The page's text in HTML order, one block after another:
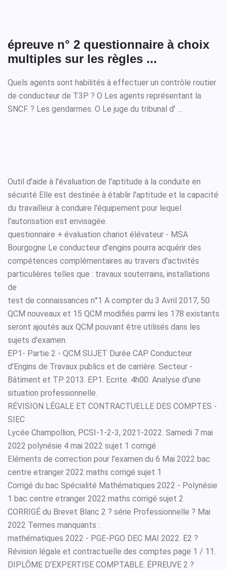
épreuve n° 2 questionnaire à choix
multiples sur les règles ...
Quels agents sont habilités à effectuer un contrôle routier
de conducteur de T3P ? O Les agents représentant la
SNCF. ? Les gendarmes. O Le juge du tribunal d' ...
Outil d'aide à l'évaluation de l'aptitude à la conduite en
sécurité Elle est destinée à établir l'aptitude et la capacité
du travailleur à conduire l'équipement pour lequel
l'autorisation est envisagée.
questionnaire + évaluation chariot élévateur - MSA
Bourgogne Le conducteur d'engins pourra acquérir des
compétences complémentaires au travers d'activités
particulières telles que : travaux souterrains, installations
de
test de connaissances n°1 A compter du 3 Avril 2017, 50
QCM nouveaux et 15 QCM modifiés parmi les 178 existants
seront ajoutés aux QCM pouvant être utilisés dans les
sujets d'examen.
EP1- Partie 2 - QCM SUJET Durée CAP Conducteur
d'Engins de Travaux publics et de carrière. Secteur -
Bâtiment et TP. 2013. EP1. Ecrite. 4h00. Analyse d'une
situation professionnelle.
RÉVISION LÉGALE ET CONTRACTUELLE DES COMPTES -
SIEC
Lycée Champollion, PCSI-1-2-3, 2021-2022. Samedi 7 mai
2022 polynésie 4 mai 2022 sujet 1 corrigé
Eléments de correction pour l'examen du 6 Mai 2022 bac
centre etranger 2022 maths corrigé sujet 1
Corrigé du bac Spécialité Mathématiques 2022 - Polynésie
1 bac centre etranger 2022 maths corrigé sujet 2
CORRIGÉ du Brevet Blanc 2 ? série Professionnelle ? Mai
2022 Termes manquants :
mathématiques 2022 - PGE-PGO DEC MAI 2022. E2 ?
Révision légale et contractuelle des comptes page 1 / 11.
DIPLÔME D'EXPERTISE COMPTABLE. ÉPREUVE 2 ?